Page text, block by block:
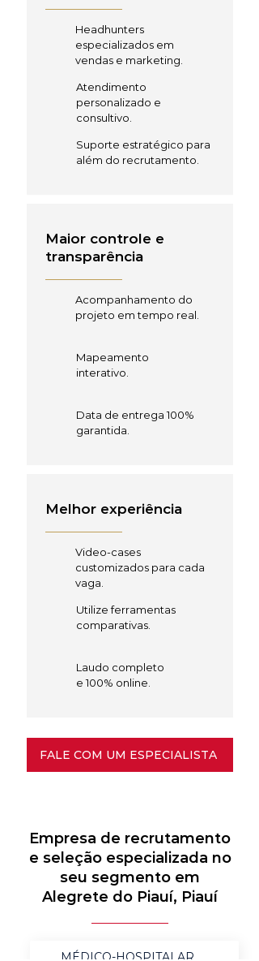
Headhunters
especializados em
vendas e marketing.
Atendimento
personalizado e
consultivo.
Suporte estratégico para
além do recrutamento.
Maior controle e
transparência
Acompanhamento do
projeto em tempo real.
Mapeamento
interativo.
Data de entrega 100%
garantida.
Melhor experiência
Video-cases
customizados para cada
vaga.
Utilize ferramentas
comparativas.
Laudo completo
e 100% online.
FALE COM UM ESPECIALISTA
Empresa de recrutamento
e seleção especializada no
seu segmento em
Alegrete do Piauí, Piauí
MÉDICO-HOSPITALAR